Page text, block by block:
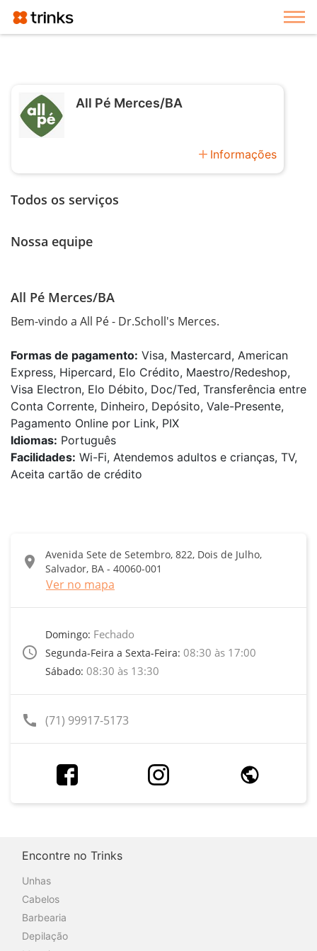
All Pé Merces/BA
add Informações
Todos os serviços
Nossa equipe
All Pé Merces/BA
Bem-vindo a All Pé - Dr.Scholl's Merces.
Formas de pagamento: Visa, Mastercard, American
Express, Hipercard, Elo Crédito, Maestro/Redeshop,
Visa Electron, Elo Débito, Doc/Ted, Transferência entre
Conta Corrente, Dinheiro, Depósito, Vale-Presente,
Pagamento Online por Link, PIX
Idiomas: Português
Facilidades: Wi-Fi, Atendemos adultos e crianças, TV,
Aceita cartão de crédito
location_on
Avenida Sete de Setembro, 822, Dois de Julho,
Salvador, BA - 40060-001
Ver no mapa
access_time
Domingo: Fechado
Segunda-Feira a Sexta-Feira: 08:30 às 17:00
Sábado: 08:30 às 13:30
call (71) 99917-5173
Encontre no Trinks
Unhas
Cabelos
Barbearia
Depilação